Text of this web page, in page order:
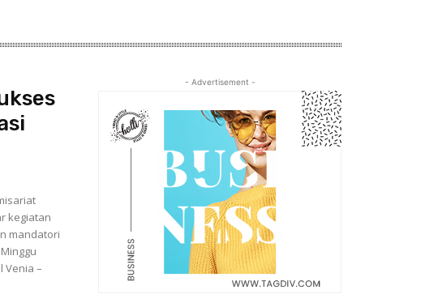
kegiatan
mandatori
- Advertisement -